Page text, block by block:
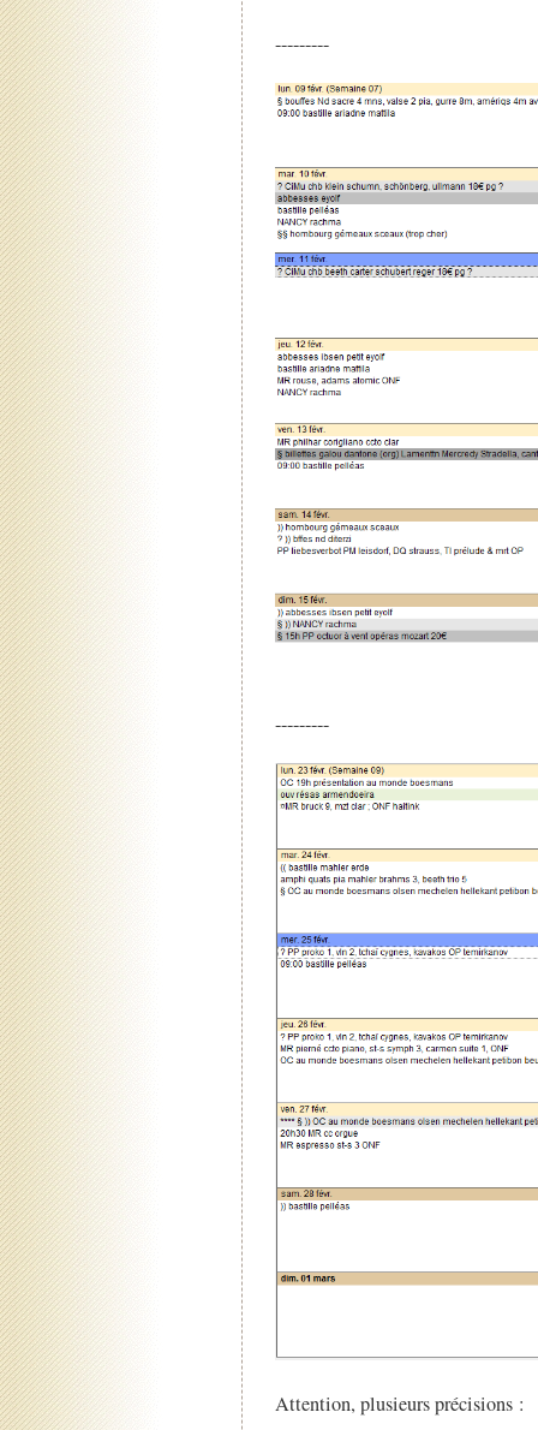
---------
---------
Attention, plusieurs précisions :